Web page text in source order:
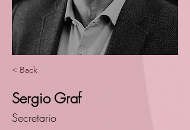
< Back
Sergio Graf
Secretario